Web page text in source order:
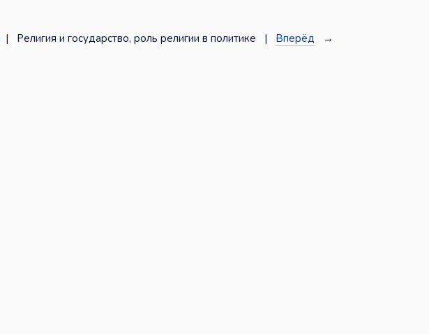
| Религия и государство, роль религии в политике | Вперёд →